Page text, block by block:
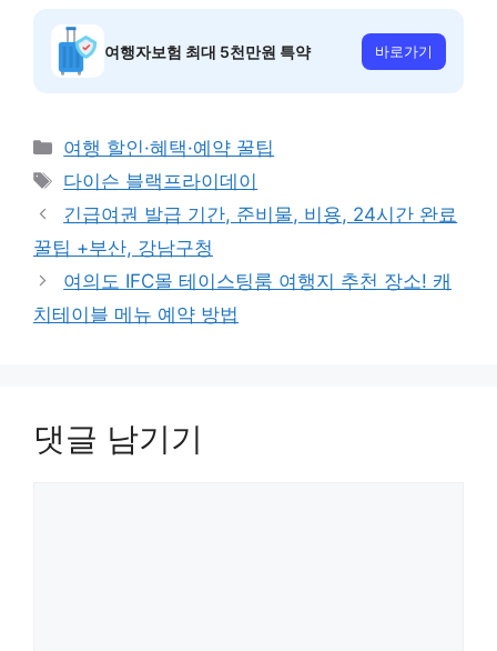
여행자보험 최대 5천만원 특약 바로가기
카
테
리
여행 할인·혜택·예약 꿀팁
태
그
다이슨 블랙프라이데이
긴급여권 발급 기간, 준비물, 비용, 24시간 완료
꿀팁 +부산, 강남구청
여의도 IFC몰 테이스팅룸 여행지 추천 장소! 캐
치테이블 메뉴 예약 방법
댓글 남기기